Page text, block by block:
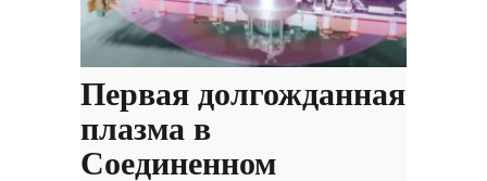
Первая долгожданная
плазма в
Соединенном